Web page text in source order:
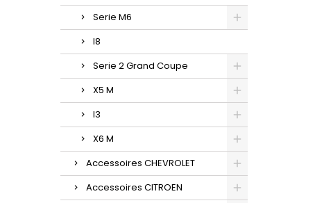
Serie M6
I8
Serie 2 Grand Coupe
X5 M
I3
X6 M
Accessoires CHEVROLET
Accessoires CITROEN